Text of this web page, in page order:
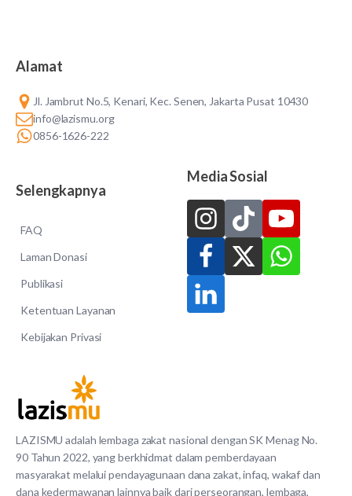
LAZISMU adalah lembaga zakat nasional dengan SK Menag No.
90 Tahun 2022, yang berkhidmat dalam pemberdayaan
masyarakat melalui pendayagunaan dana zakat, infaq, wakaf dan
dana kedermawanan lainnya baik dari perseorangan, lembaga,
Alamat
Jl. Jambrut No.5, Kenari, Kec. Senen, Jakarta Pusat 10430
info@lazismu.org
0856-1626-222
Selengkapnya
FAQ
Laman Donasi
Publikasi
Ketentuan Layanan
Kebijakan Privasi
Media Sosial